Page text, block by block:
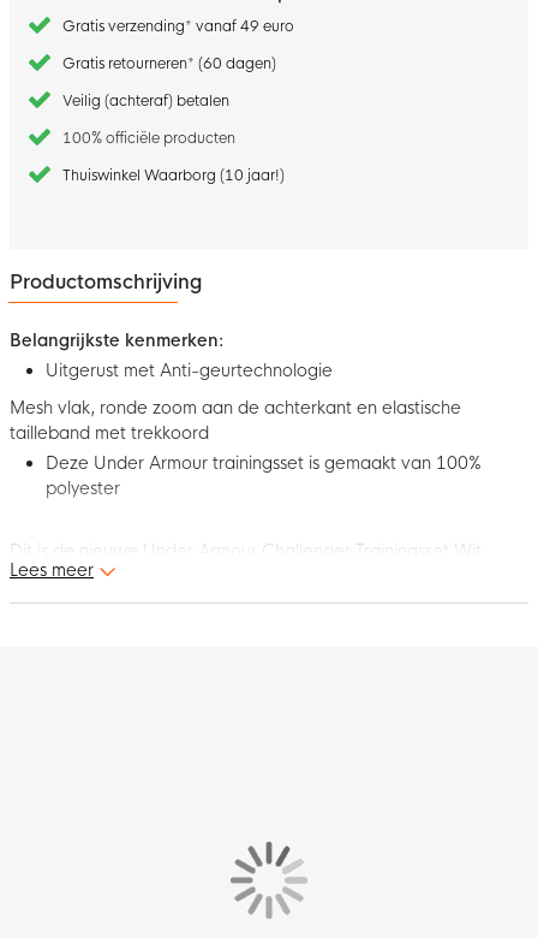
afbeeldingen-
gallerij
Gratis verzending* vanaf 49 euro
Gratis retourneren* (60 dagen)
Veilig (achteraf) betalen
100% officiële producten
Thuiswinkel Waarborg (10 jaar!)
Productomschrijving
Belangrijkste kenmerken:
Uitgerust met Anti-geurtechnologie
Mesh vlak, ronde zoom aan de achterkant en elastische
tailleband met trekkoord
Deze Under Armour trainingsset is gemaakt van 100%
polyester
Dit is de nieuwe Under Armour Challenger Trainingsset Wit
Zwart. Draag hem in je vrije tijd of tijdens je training en loop er
altijd stijlvol bij met deze gave Under Armour trainingsset!
De Under Armour trainingsset is gemaakt van 100% polyester
en voelt zacht aan. Dit materiaal is voorzien van de Under
Armour Tech-technologie. De trainingsset droogt daardoor
Lees meer